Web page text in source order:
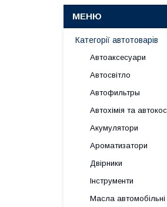
Категорії автотоварів
Автоаксесуари
Автосвітло
Автофильтры
Автохімія та
Акумулятори
Ароматизатори
Двірники
Інструменти
Масла автомобільні